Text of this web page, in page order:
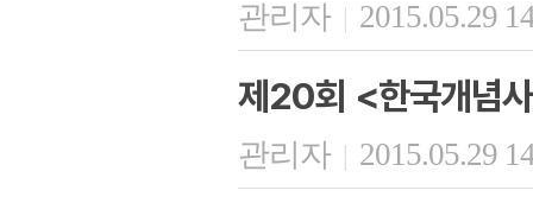
관리자 | 2015.05.29
제20회 <한국개념
관리자 | 2015.05.29